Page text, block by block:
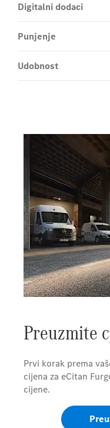
Digitalni dodaci
Punjenje
Udobnost
Preuzmite
Prvi korak prema
cijena za eCitan
cijene.